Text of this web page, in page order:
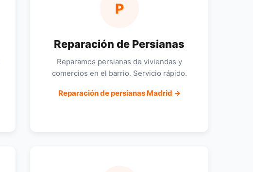
P
Reparación de Persianas
Reparamos persianas de viviendas y
comercios en el barrio. Servicio rápido.
Reparación de persianas Madrid →